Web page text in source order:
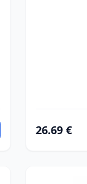
26.69 €